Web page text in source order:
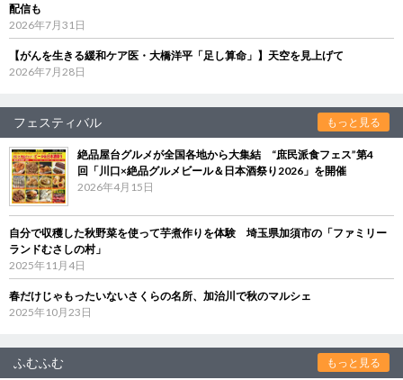
配信も
2026年7月31日
【がんを生きる緩和ケア医・大橋洋平「足し算命」】天空を見上げて
2026年7月28日
フェスティバル もっと見る
絶品屋台グルメが全国各地から大集結 “庶民派食フェス”第4
回「川口×絶品グルメビール＆日本酒祭り2026」を開催
2026年4月15日
自分で収穫した秋野菜を使って芋煮作りを体験 埼玉県加須市の「ファミリー
ランドむさしの村」
2025年11月4日
春だけじゃもったいないさくらの名所、加治川で秋のマルシェ
2025年10月23日
ふむふむ もっと見る